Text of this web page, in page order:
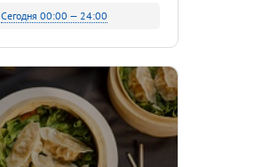
Сегодня 00:00 — 24:00